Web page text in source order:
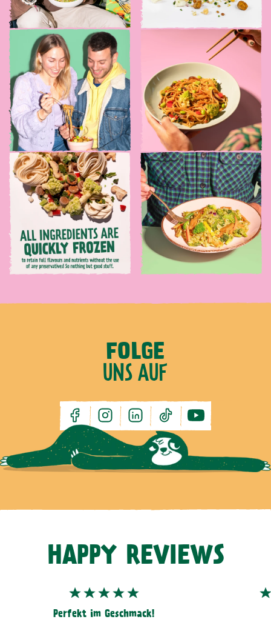
FOLGE
UNS AUF
facebookinstagramlinkedintiktok youtube
HAPPY REVIEWS
Perfekt im Geschmack!